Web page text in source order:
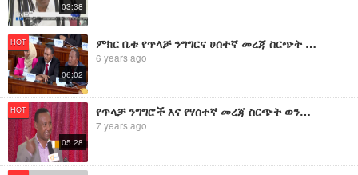
03:38
HOT
06:02
ምክር ቤቱ የጥላቻ ንግግርና ሀሰተኛ መረጃ ስርጭት መከላከያና መቆጣጠሪያ ረቂቅ አዋጅ ላይ ያደረገው ውይይት
6 years ago
HOT
05:28
የጥላቻ ንግግሮች እና የሃሰተኛ መረጃ ስርጭት ወንጀል ረቂቅ አዋጅ ላይ ውይይት ተካሄደ
7 years ago